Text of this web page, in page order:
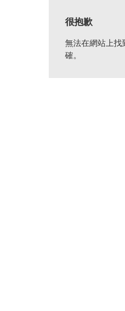
很抱歉
無法在網站上找
確。